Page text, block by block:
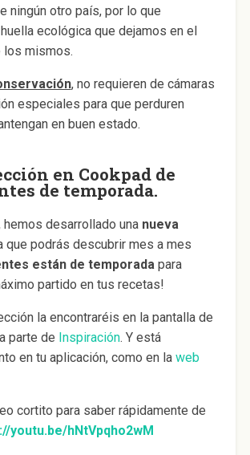
ningún otro país, por lo que
ecológica que dejamos en el
los mismos.
, no requieren de cámaras
especiales para que perduren
en buen estado.
en Cookpad de
de temporada.
hemos desarrollado una nueva
que podrás descubrir mes a mes
están de temporadapara
partido en tus recetas!
la encontraréis en la pantalla de
parte de Inspiración. Y está
en tu aplicación, como en la web
cortito para saber rápidamente de
youtu.be/hNtVpqho2wM